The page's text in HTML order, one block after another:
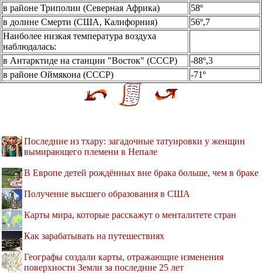
в районе Триполии (Северная Африка)
58º
в долине Смерти (США, Калифорния)
56º,7
Наиболее низкая температура воздуха
наблюдалась:
в Антарктиде на станции "Восток" (СССР)
-88º,3
в районе Оймякона (СССР)
-71º
Последние из тхару: загадочные татуировки у женщин
вымирающего племени в Непале
В Европе детей рождённых вне брака больше, чем в браке
Получение высшего образования в США
Карты мира, которые расскажут о менталитете стран
Как зарабатывать на путешествиях
Географы создали карты, отражающие изменения
поверхности Земли за последние 25 лет